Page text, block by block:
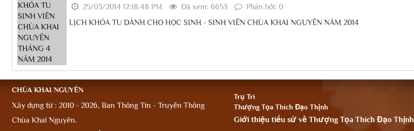
25/03/2014 12:18:48 PM Đã xem: 6653
Phản hồi: 0
LỊCH KHÓA TU DÀNH CHO HỌC SINH - SINH VIÊN CHÙA KHAI NGUYÊN NĂM 2014
CHÙA KHAI NGUYÊN
Xây dựng từ : 2010 - 2026, Ban Thông Tin - Truyền Thông
Chùa Khai Nguyên.
Trụ Trì
Thượng Tọa Thích Đạo Thịnh
Giới thiệu tiểu sử về Thượng Tọa Thích Đạo Thịnh